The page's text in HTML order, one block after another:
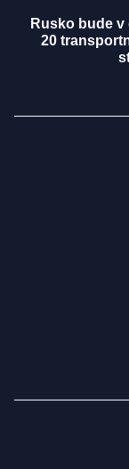
Rusko bude
20